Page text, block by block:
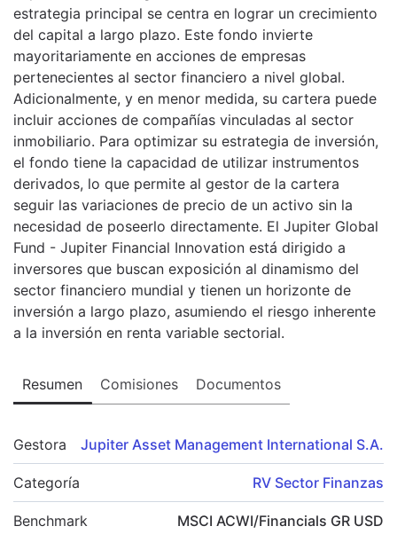
estrategia principal se centra en lograr un crecimiento
del capital a largo plazo. Este fondo invierte
mayoritariamente en acciones de empresas
pertenecientes al sector financiero a nivel global.
Adicionalmente, y en menor medida, su cartera puede
incluir acciones de compañías vinculadas al sector
inmobiliario. Para optimizar su estrategia de inversión,
el fondo tiene la capacidad de utilizar instrumentos
derivados, lo que permite al gestor de la cartera
seguir las variaciones de precio de un activo sin la
necesidad de poseerlo directamente. El Jupiter Global
Fund - Jupiter Financial Innovation está dirigido a
inversores que buscan exposición al dinamismo del
sector financiero mundial y tienen un horizonte de
inversión a largo plazo, asumiendo el riesgo inherente
a la inversión en renta variable sectorial.
Resumen Comisiones Documentos
Gestora Jupiter Asset Management International S.A.
Categoría RV Sector Finanzas
Benchmark MSCI ACWI/Financials GR USD